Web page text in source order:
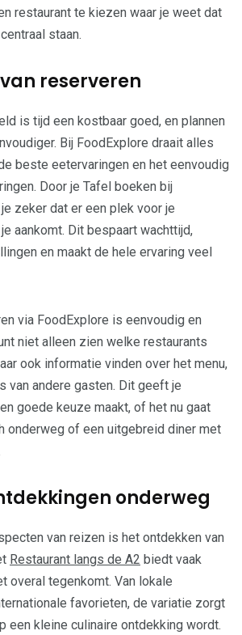
restaurant te kiezen waar je weet dat
staan.
reserveren
is tijd een kostbaar goed, en plannen
Bij FoodExplore draait alles
beste eetervaringen en het eenvoudig
Door je Tafel boeken bij
zeker dat er een plek voor je
aankomt. Dit bespaart wachttijd,
en maakt de hele ervaring veel
via FoodExplore is eenvoudig en
niet alleen zien welke restaurants
ook informatie vinden over het menu,
van andere gasten. Dit geeft je
goede keuze maakt, of het nu gaat
onderweg of een uitgebreid diner met
onderweg
van reizen is het ontdekken van
Restaurant langs de A2 biedt vaak
overal tegenkomt. Van lokale
favorieten, de variatie zorgt
een kleine culinaire ontdekking wordt.